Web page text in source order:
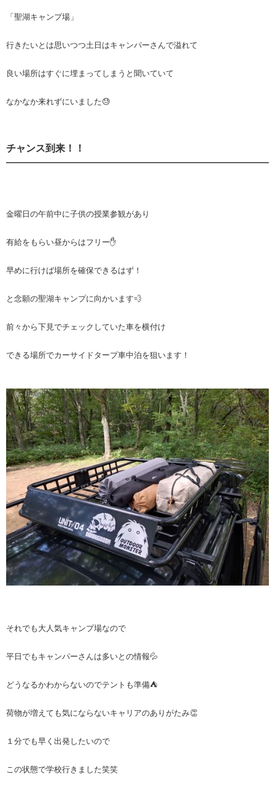
「聖湖キャンプ場」
行きたいとは思いつつ土日はキャンパーさんで溢れて
良い場所はすぐに埋まってしまうと聞いていて
なかなか来れずにいました😓
チャンス到来！！
金曜日の午前中に子供の授業参観があり
有給をもらい昼からはフリー✋
早めに行けば場所を確保できるはず！
と念願の聖湖キャンプに向かいます💨
前々から下見でチェックしていた車を横付け
できる場所でカーサイドタープ車中泊を狙います！
それでも大人気キャンプ場なので
平日でもキャンパーさんは多いとの情報💦
どうなるかわからないのでテントも準備⛺️
荷物が増えても気にならないキャリアのありがたみ👏
１分でも早く出発したいので
この状態で学校行きました笑笑